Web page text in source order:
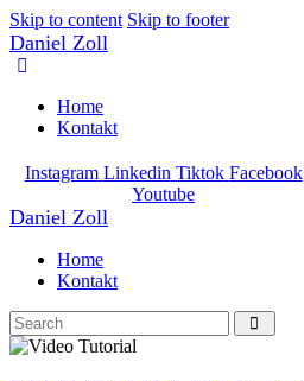
Skip to content Skip to footer
Daniel Zoll
Home
Kontakt
Instagram Linkedin Tiktok Facebook
Youtube
Daniel Zoll
Home
Kontakt